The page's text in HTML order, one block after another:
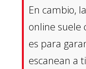
En cambio,
online suele
es para
escanean a